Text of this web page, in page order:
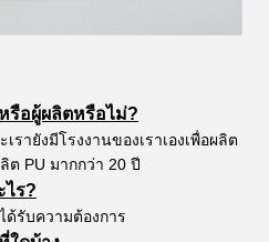
รือผู้ผลิตหรือไม่?
รายังมีโรงงานของเราเองเพื่อผลิต
PU มากกว่า 20 ปี
ไร?
ด้รับความต้องการ